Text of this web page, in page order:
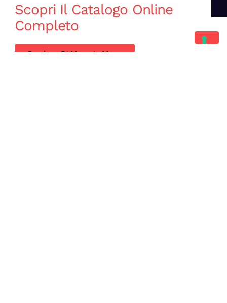
Scopri Il Catalogo Online
Completo
Catalogo Di Mano in Mano